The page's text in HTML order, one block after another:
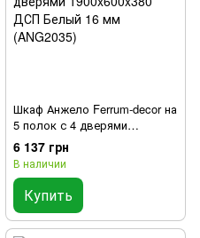
Шкаф Анжело Ferrum-decor на
5 полок с 4 дверями
1900x600x380 ДСП Белый 16
мм (ANG2035)
6 137 грн
В наличии
Купить